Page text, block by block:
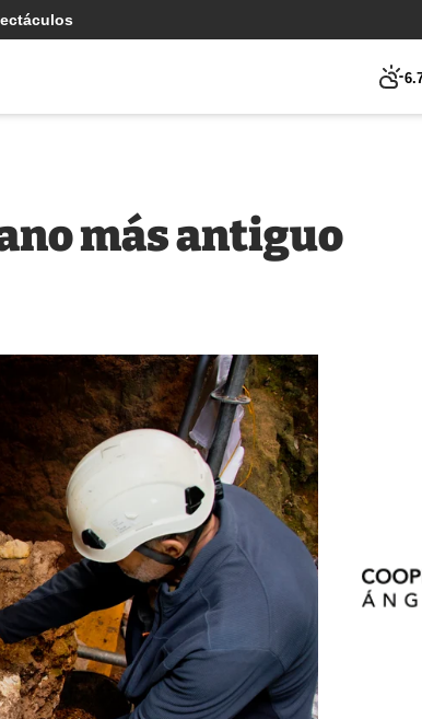
más antiguo